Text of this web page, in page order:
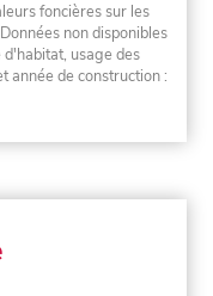
foncières sur les
non disponibles
usage des
année de construction :